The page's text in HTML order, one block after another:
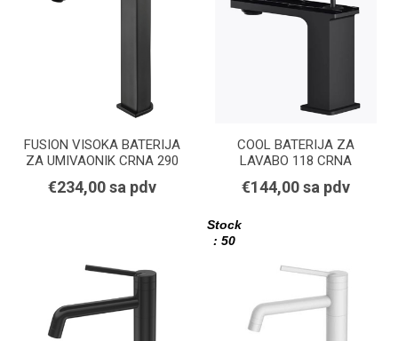
FUSION VISOKA BATERIJA
ZA UMIVAONIK CRNA 290
€234,00 sa pdv
COOL BATERIJA ZA
LAVABO 118 CRNA
€144,00 sa pdv
Stock
: 50